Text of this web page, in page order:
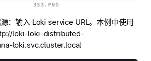
333.PNG
：输入 Loki service URL。本例中使用
loki-loki-distributed-
loki.svc.cluster.local